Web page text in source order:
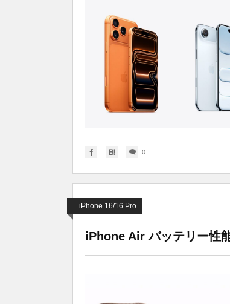
0
iPhone 16/16 Pro
iPhone Air バッテリー性